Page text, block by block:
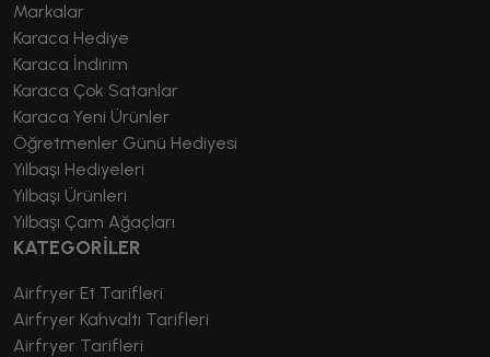
Markalar
Karaca Hediye
Karaca İndirim
Karaca Çok Satanlar
Karaca Yeni Ürünler
Öğretmenler Günü Hediyesi
Yılbaşı Hediyeleri
Yılbaşı Ürünleri
Yılbaşı Çam Ağaçları
KATEGORİLER
Airfryer Et Tarifleri
Airfryer Kahvaltı Tarifleri
Airfryer Tarifleri